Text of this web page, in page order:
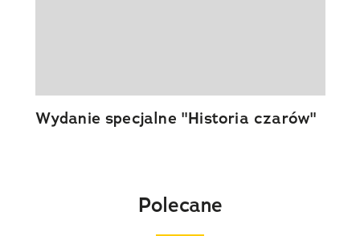
Wydanie specjalne "Historia czarów"
Polecane